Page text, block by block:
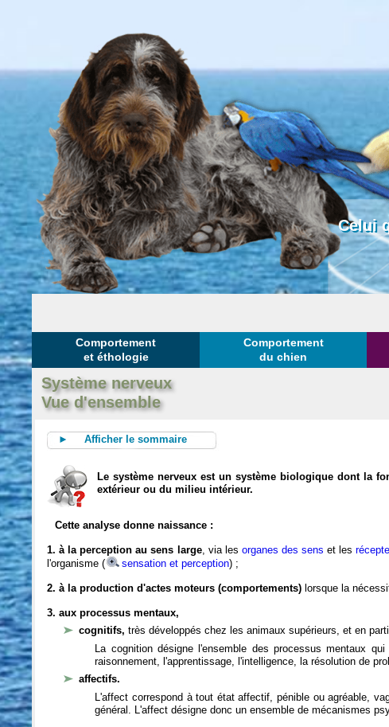
Celui
Comportement
et éthologie
Comportement
du chien
Système nerveux
Vue d'ensemble
► Afficher le sommaire
Le système nerveux est un système biologique dont la
extérieur ou du milieu intérieur.
Cette analyse donne naissance :
1. à la perception au sens large, via les organes des sens et les
l'organisme (
sensation et perception) ;
2. à la production d'actes moteurs (comportements) lorsque la
3. aux processus mentaux,
cognitifs,très développés chez les animaux supérieurs, et en
La cognition désigne l'ensemble des processus mentaux
raisonnement, l'apprentissage, l'intelligence, la résolution de
affectifs.
L'affect correspond à tout état affectif, pénible ou agréable,
général. L'affect désigne donc un ensemble de mécanismes